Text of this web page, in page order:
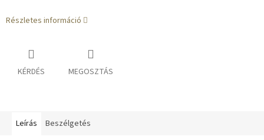
Részletes információ
KÉRDÉS MEGOSZTÁS
Leírás Beszélgetés